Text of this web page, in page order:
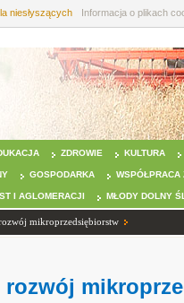
niesłyszących Informacja o plikach
ZDROWIE KULTURA
GOSPODARKA WSPÓŁPRACA
I AGLOMERACJI MŁODY DOLNY
mikroprzedsiębiorstw
rozwój